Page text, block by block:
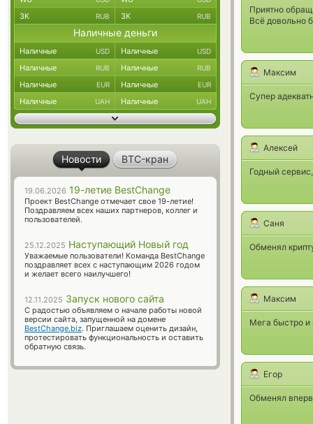
Приятно
Всё довольно
Максим
Супер
Алексей
Годный
Саня
Обменял
Максим
Мега быстро
Егор
Обменял
ЗК RUB ЗК RUB
Наличные деньги
Наличные USD Наличные USD
Наличные RUB Наличные RUB
Наличные EUR Наличные EUR
Наличные UAH Наличные UAH
Новости BTC-кран
19.06.2026 19-летие BestChange
Проект BestChange отмечает свое 19-летие!
Поздравляем всех наших партнеров, коллег и
пользователей.
25.12.2025 Наступающий Новый год
Уважаемые пользователи! Команда BestChange
поздравляет всех с наступающим 2026 годом
и желает всего наилучшего!
12.11.2025 Запуск нового сайта
С радостью объявляем о начале работы новой
версии сайта, запущенной на домене
BestChange.biz. Приглашаем оценить дизайн,
протестировать функциональность и оставить
обратную связь.